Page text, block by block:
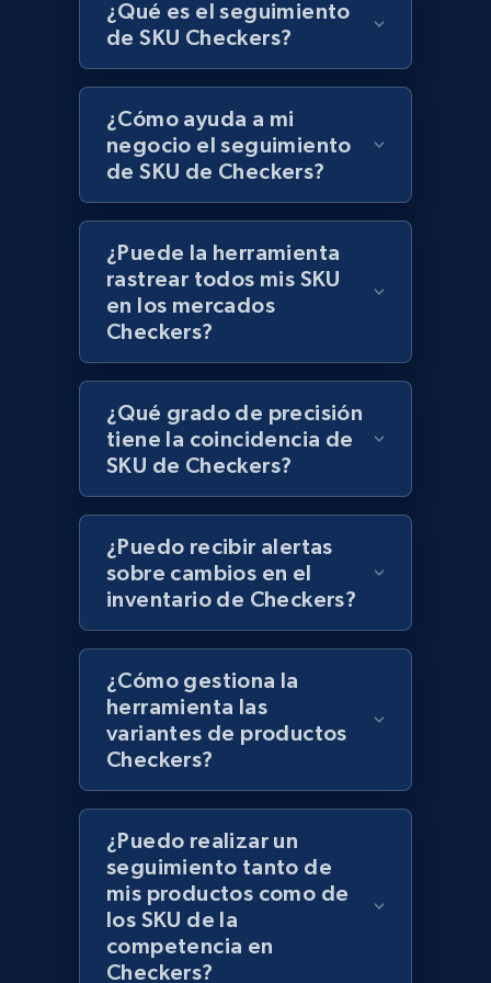
URL, Title, Rating, Reviews, Initial price, Final
price, Currency, Stock, and more.
991+ 165+ Comenzar ahora
Lazada - Products - Discover products by
keyword
URL, Title, Rating, Reviews, Initial price, Final
price, Currency, Stock, and more.
991+ 165+ Comenzar ahora
category URL or brand URL
URL, Title, Rating, Reviews, Initial price, Final
price, Currency, Stock, and more.
991+ 165+ Comenzar ahora
Lazada - Products - Discover products by
seller URL
URL, Title, Rating, Reviews, Initial price, Final
price, Currency, Stock, and more.
991+ 165+
¿Qué es el seguimiento
de SKU Checkers?
¿Cómo ayuda a mi
negocio el seguimiento
de SKU de Checkers?
¿Puede la herramienta
rastrear todos mis SKU
en los mercados
Checkers?
¿Qué grado de precisión
tiene la coincidencia de
SKU de Checkers?
¿Puedo recibir alertas
sobre cambios en el
inventario de Checkers?
¿Cómo gestiona la
herramienta las
variantes de productos
Checkers?
¿Puedo realizar un
seguimiento tanto de
mis productos como de
los SKU de la
competencia en
Checkers?